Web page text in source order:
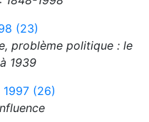
(23)
problème politique : le
1939
1997 (26)